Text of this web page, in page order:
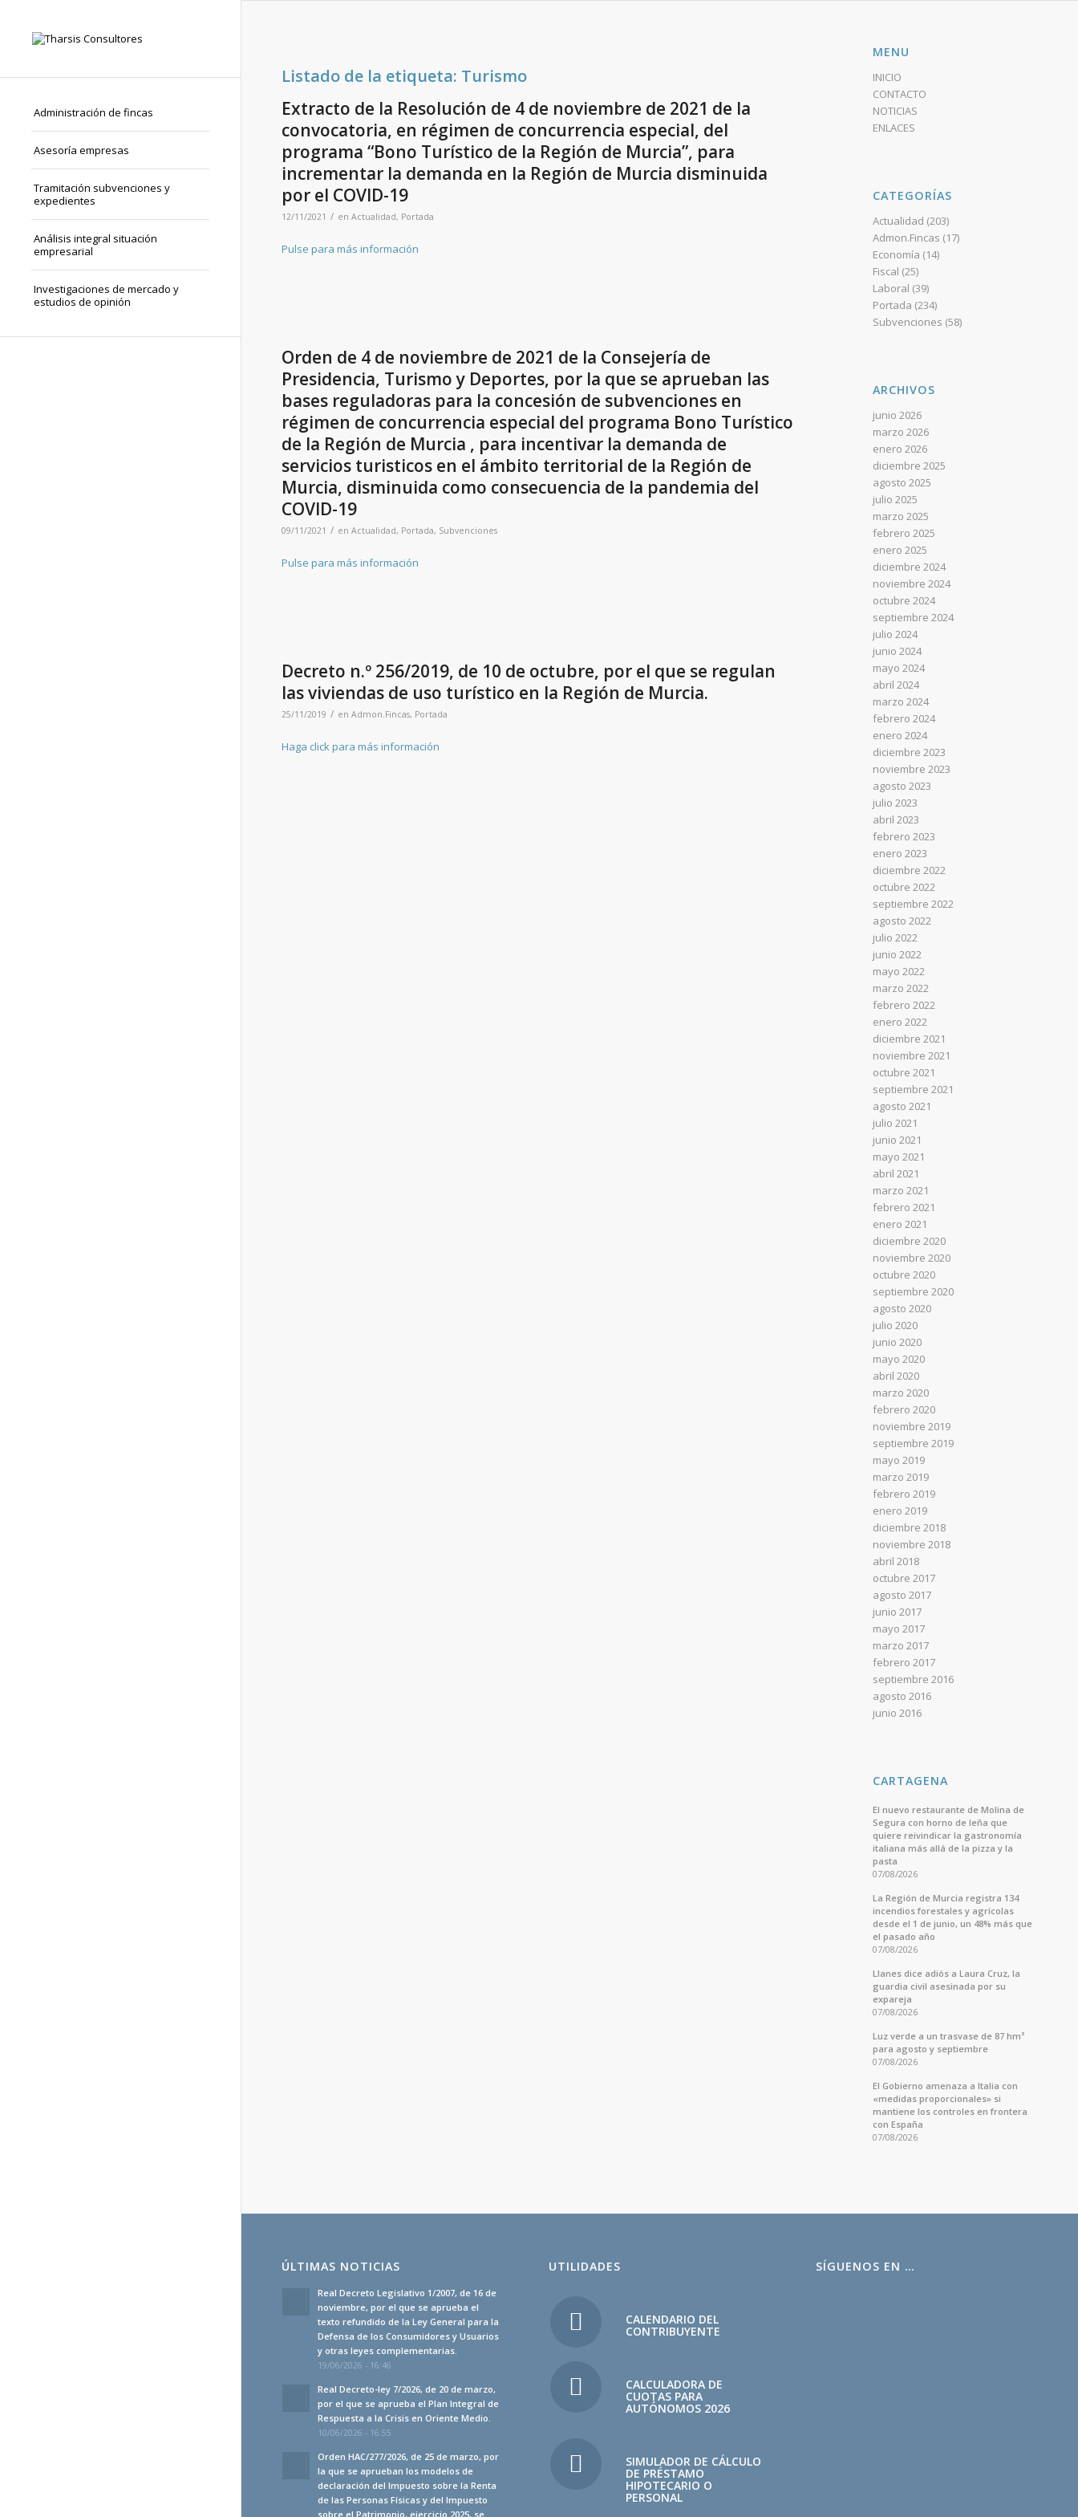
Administración de fincas
Asesoría empresas
Tramitación subvenciones y
expedientes
Análisis integral situación
empresarial
Investigaciones de mercado y
estudios de opinión
Listado de la etiqueta: Turismo
Extracto de la Resolución de 4 de noviembre de 2021 de la
convocatoria, en régimen de concurrencia especial, del
programa “Bono Turístico de la Región de Murcia”, para
incrementar la demanda en la Región de Murcia disminuida
por el COVID-19
12/11/2021 / en Actualidad, Portada
Pulse para más información
Orden de 4 de noviembre de 2021 de la Consejería de
Presidencia, Turismo y Deportes, por la que se aprueban las
bases reguladoras para la concesión de subvenciones en
régimen de concurrencia especial del programa Bono Turístico
de la Región de Murcia , para incentivar la demanda de
servicios turisticos en el ámbito territorial de la Región de
Murcia, disminuida como consecuencia de la pandemia del
COVID-19
09/11/2021 / en Actualidad, Portada, Subvenciones
Pulse para más información
Decreto n.º 256/2019, de 10 de octubre, por el que se regulan
las viviendas de uso turístico en la Región de Murcia.
25/11/2019 / en Admon.Fincas, Portada
Haga click para más información
MENU
INICIO
CONTACTO
NOTICIAS
ENLACES
CATEGORÍAS
Actualidad (203)
Admon.Fincas (17)
Economía (14)
Fiscal (25)
Laboral (39)
Portada (234)
Subvenciones (58)
ARCHIVOS
junio 2026
marzo 2026
enero 2026
diciembre 2025
agosto 2025
julio 2025
marzo 2025
febrero 2025
enero 2025
diciembre 2024
noviembre 2024
octubre 2024
septiembre 2024
julio 2024
junio 2024
mayo 2024
abril 2024
marzo 2024
febrero 2024
enero 2024
diciembre 2023
noviembre 2023
agosto 2023
julio 2023
abril 2023
febrero 2023
enero 2023
diciembre 2022
octubre 2022
septiembre 2022
agosto 2022
julio 2022
junio 2022
mayo 2022
marzo 2022
febrero 2022
enero 2022
diciembre 2021
noviembre 2021
octubre 2021
septiembre 2021
agosto 2021
julio 2021
junio 2021
mayo 2021
abril 2021
marzo 2021
febrero 2021
enero 2021
diciembre 2020
noviembre 2020
octubre 2020
septiembre 2020
agosto 2020
julio 2020
junio 2020
mayo 2020
abril 2020
marzo 2020
febrero 2020
noviembre 2019
septiembre 2019
mayo 2019
marzo 2019
febrero 2019
enero 2019
diciembre 2018
noviembre 2018
abril 2018
octubre 2017
agosto 2017
junio 2017
mayo 2017
marzo 2017
febrero 2017
septiembre 2016
agosto 2016
junio 2016
CARTAGENA
El nuevo restaurante de Molina de
Segura con horno de leña que
quiere reivindicar la gastronomía
italiana más allá de la pizza y la
pasta
07/08/2026
La Región de Murcia registra 134
incendios forestales y agrícolas
desde el 1 de junio, un 48% más que
el pasado año
07/08/2026
Llanes dice adiós a Laura Cruz, la
guardia civil asesinada por su
expareja
07/08/2026
Luz verde a un trasvase de 87 hm³
para agosto y septiembre
07/08/2026
El Gobierno amenaza a Italia con
«medidas proporcionales» si
mantiene los controles en frontera
con España
07/08/2026
ÚLTIMAS NOTICIAS
Real Decreto Legislativo 1/2007, de 16 de
noviembre, por el que se aprueba el
texto refundido de la Ley General para la
Defensa de los Consumidores y Usuarios
y otras leyes complementarias.
19/06/2026 - 16:46
Real Decreto-ley 7/2026, de 20 de marzo,
por el que se aprueba el Plan Integral de
Respuesta a la Crisis en Oriente Medio.
10/06/2026 - 16:55
Orden HAC/277/2026, de 25 de marzo, por
la que se aprueban los modelos de
declaración del Impuesto sobre la Renta
de las Personas Físicas y del Impuesto
sobre el Patrimonio, ejercicio 2025, se
UTILIDADES
CALENDARIO DEL
CONTRIBUYENTE
CALCULADORA DE
CUOTAS PARA
AUTÓNOMOS 2026
SIMULADOR DE CÁLCULO
DE PRÉSTAMO
HIPOTECARIO O
PERSONAL
SÍGUENOS EN …